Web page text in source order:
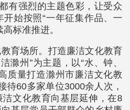
有强烈的主题色彩，让受众
始按照“一年征集作品、一
标准推进。
育场所。打造廉洁文化教育
滁州”为主题，以“水、钟、
质量打造滁州市廉洁文化教
待60多家单位3000余人次，
文化教育向基层延伸，在8